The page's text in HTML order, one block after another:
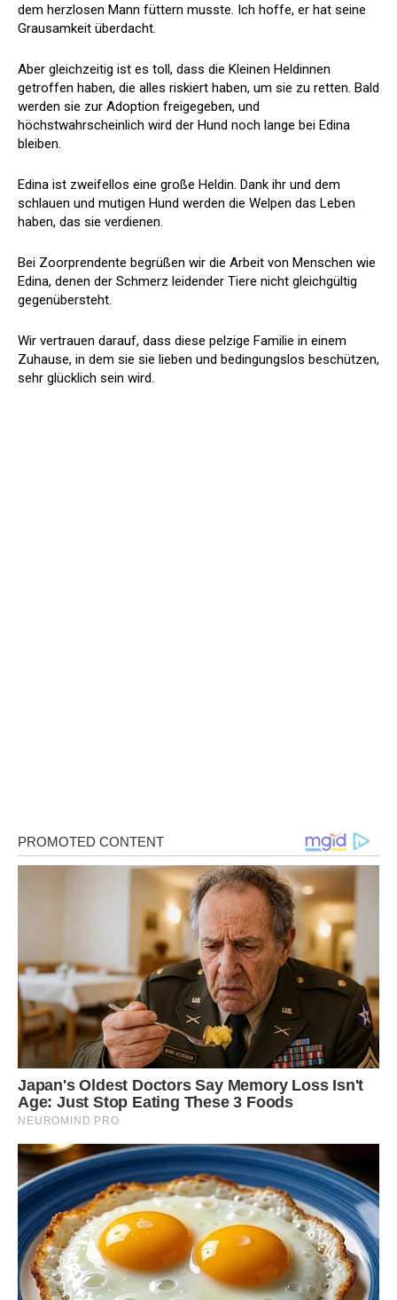
dem herzlosen Mann füttern musste. Ich hoffe, er hat seine
Grausamkeit überdacht.
Aber gleichzeitig ist es toll, dass die Kleinen Heldinnen
getroffen haben, die alles riskiert haben, um sie zu retten. Bald
werden sie zur Adoption freigegeben, und
höchstwahrscheinlich wird der Hund noch lange bei Edina
bleiben.
Edina ist zweifellos eine große Heldin. Dank ihr und dem
schlauen und mutigen Hund werden die Welpen das Leben
haben, das sie verdienen.
Bei Zoorprendente begrüßen wir die Arbeit von Menschen wie
Edina, denen der Schmerz leidender Tiere nicht gleichgültig
gegenübersteht.
Wir vertrauen darauf, dass diese pelzige Familie in einem
Zuhause, in dem sie sie lieben und bedingungslos beschützen,
sehr glücklich sein wird.